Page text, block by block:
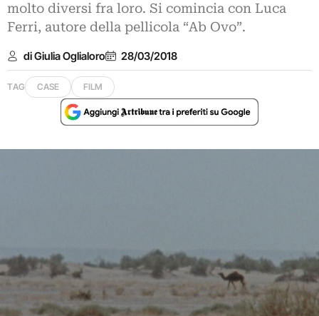
molto diversi fra loro. Si comincia con Luca
Ferri, autore della pellicola “Ab Ovo”.
di Giulia Oglialoro 28/03/2018
TAG CASE FILM